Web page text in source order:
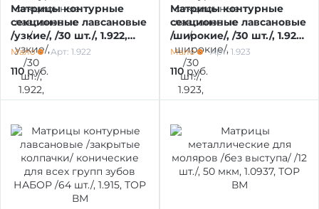
ПОВЕРХНОСТЕЙ, ПСО
ОБРАБОТКА ПОВЕРХНОСТЕЙ,
ИНСТРУМЕНТА, СИЛИКОНА
Матрицы контурные
секционные лавсановые
/узкие/, /30 шт./, 1.922,
ТОР ВМ
Мало Арт: 1.922
110 руб.
Матрицы контурные
секционные лавсановые
/широкие/, /30 шт./, 1.923,
ТОР ВМ
Мало Арт: 1.923
110 руб.